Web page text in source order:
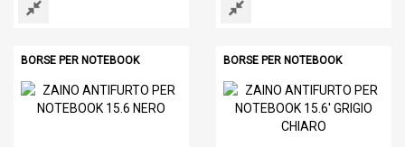
BORSE PER NOTEBOOK BORSE PER NOTEBOOK